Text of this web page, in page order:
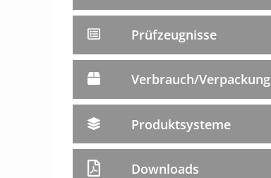
Prüfzeugnisse
Verbrauch/Verpackung
Produktsysteme
Downloads